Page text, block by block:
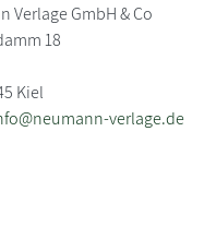
Verlage GmbH & Co
18
Kiel
verlage.de